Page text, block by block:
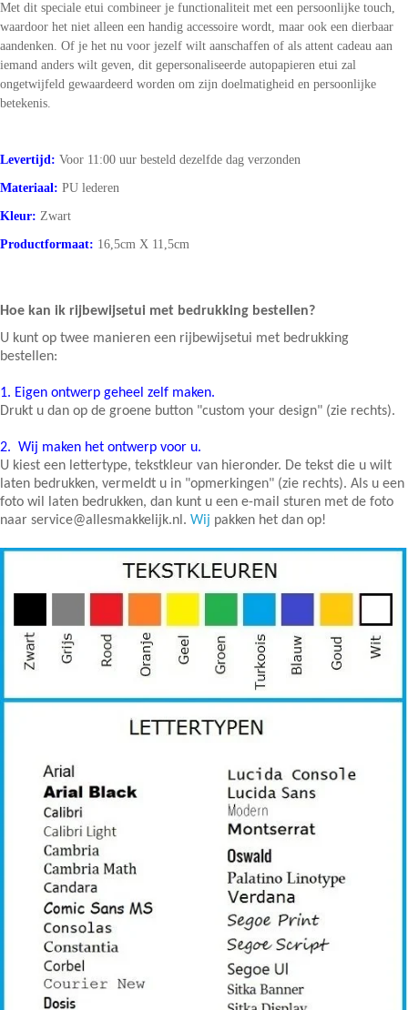
Met dit speciale etui combineer je functionaliteit met een persoonlijke touch,
waardoor het niet alleen een handig accessoire wordt, maar ook een dierbaar
aandenken. Of je het nu voor jezelf wilt aanschaffen of als attent cadeau aan
iemand anders wilt geven, dit gepersonaliseerde autopapieren etui zal
ongetwijfeld gewaardeerd worden om zijn doelmatigheid en persoonlijke
betekenis.
Levertijd: Voor 11:00 uur besteld dezelfde dag verzonden
Materiaal: PU lederen
Kleur: Zwart
Productformaat: 16,5cm X 11,5cm
Hoe kan ik rijbewijsetui met bedrukking bestellen?
U kunt op twee manieren een rijbewijsetui met bedrukking
bestellen:
1. Eigen ontwerp geheel zelf maken.
Drukt u dan op de groene button "custom your design" (zie rechts).
2. Wij maken het ontwerp voor u.
U kiest een lettertype, tekstkleur van hieronder. De tekst die u wilt
laten bedrukken, vermeldt u in "opmerkingen" (zie rechts). Als u een
foto wil laten bedrukken, dan kunt u een e-mail sturen met de foto
naar service@allesmakkelijk.nl. Wij pakken het dan op!